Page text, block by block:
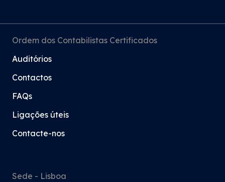
Ordem dos Contabilistas Certificados
Auditórios
Contactos
FAQs
Ligações úteis
Contacte-nos
Sede - Lisboa